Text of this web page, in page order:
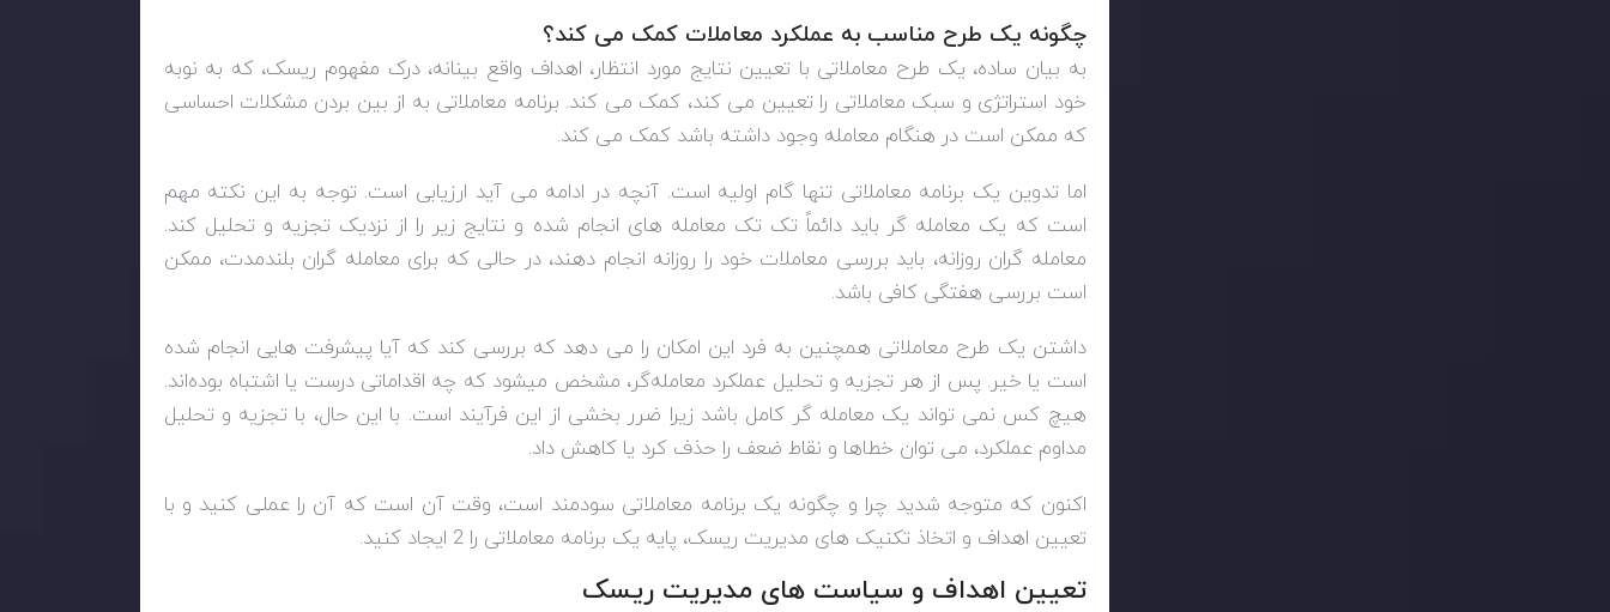
چگونه یک طرح مناسب به عملکرد معاملات کمک می کند؟
به بیان ساده، یک طرح معاملاتی با تعیین نتایج مورد انتظار، اهداف واقع بینانه، درک مفهوم ریسک، که به نوبه
خود استراتژی و سبک معاملاتی را تعیین می کند، کمک می کند. برنامه معاملاتی به از بین بردن مشکلات احساسی
که ممکن است در هنگام معامله وجود داشته باشد کمک می کند.
اما تدوین یک برنامه معاملاتی تنها گام اولیه است. آنچه در ادامه می آید ارزیابی است. توجه به این نکته مهم
است که یک معامله گر باید دائماً تک تک معامله های انجام شده و نتایج زیر را از نزدیک تجزیه و تحلیل کند.
معامله گران روزانه، باید بررسی معاملات خود را روزانه انجام دهند، در حالی که برای معامله گران بلندمدت، ممکن
است بررسی هفتگی کافی باشد.
داشتن یک طرح معاملاتی همچنین به فرد این امکان را می دهد که بررسی کند که آیا پیشرفت هایی انجام شده
است یا خیر. پس از هر تجزیه و تحلیل عملکرد معامله‌گر، مشخص میشود که چه اقداماتی درست یا اشتباه بوده‌اند.
هیچ کس نمی تواند یک معامله گر کامل باشد زیرا ضرر بخشی از این فرآیند است. با این حال، با تجزیه و تحلیل
مداوم عملکرد، می توان خطاها و نقاط ضعف را حذف کرد یا کاهش داد.
اکنون که متوجه شدید چرا و چگونه یک برنامه معاملاتی سودمند است، وقت آن است که آن را عملی کنید و با
تعیین اهداف و اتخاذ تکنیک های مدیریت ریسک، پایه یک برنامه معاملاتی را 2 ایجاد کنید.
تعیین اهداف و سیاست های مدیریت ریسک